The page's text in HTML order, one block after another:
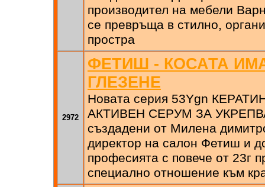
производител на мебели
се превръща в стилно,
простра
2972
ФЕТИШ - КОСАТА
ГЛЕЗЕНЕ
Новата серия 53Ygn
АКТИВЕН СЕРУМ ЗА
създадени от Милена
директор на салон Фетиш и
професията с повече от 23г
специално отношение към